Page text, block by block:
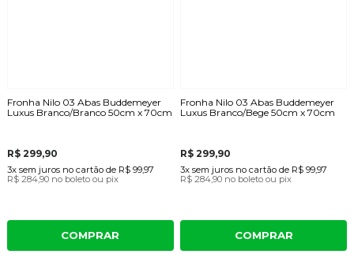
Fronha Nilo 03 Abas Buddemeyer
Luxus Branco/Branco 50cm x 70cm
R$ 299,90
3x sem juros no cartãode R$ 99,97
R$ 284,90 no boleto ou pix
COMPRAR
Fronha Nilo 03 Abas Buddemeyer
Luxus Branco/Bege 50cm x 70cm
R$ 299,90
3x sem juros no cartão de R$ 99,97
R$ 284,90 no boleto ou pix
COMPRAR